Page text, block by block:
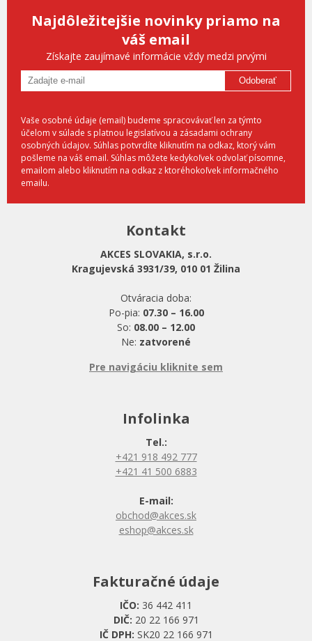
Najdôležitejšie novinky priamo na
váš email
Získajte zaujímavé informácie vždy medzi prvými
Odoberať
Vaše osobné údaje (email) budeme spracovávať len za týmto
účelom v súlade s platnou legislatívou a zásadami ochrany
osobných údajov. Súhlas potvrdíte kliknutím na odkaz, ktorý vám
pošleme na váš email. Súhlas môžete kedykoľvek odvolať písomne,
emailom alebo kliknutím na odkaz z ktoréhokoľvek informačného
emailu.
Kontakt
AKCES SLOVAKIA, s.r.o.
Kragujevská 3931/39, 010 01 Žilina
Otváracia doba:
Po-pia: 07.30 – 16.00
So: 08.00 – 12.00
Ne: zatvorené
Pre navigáciu kliknite sem
Infolinka
Tel.:
+421 918 492 777
+421 41 500 6883
E-mail:
obchod@akces.sk
eshop@akces.sk
Fakturačné údaje
IČO: 36 442 411
DIČ: 20 22 166 971
IČ DPH: SK20 22 166 971